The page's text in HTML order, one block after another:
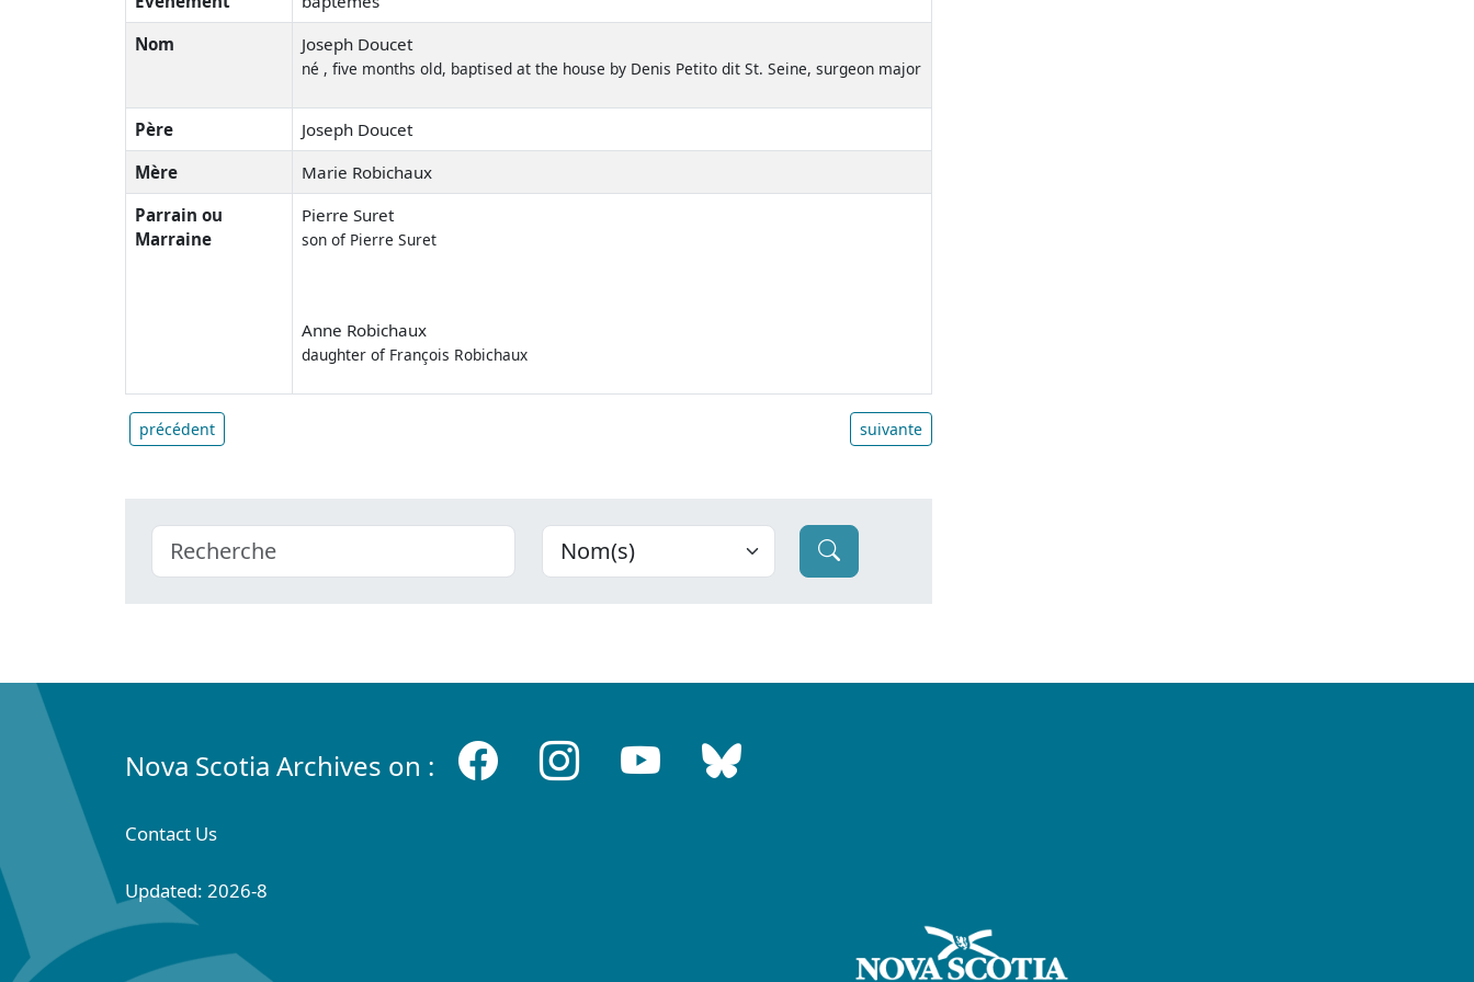
Nom
Joseph Doucet
né , five months old, baptised at the house by Denis Petito dit St. Seine, surgeon major
Père
Joseph Doucet
Mère
Marie Robichaux
Parrain ou
Marraine
Pierre Suret
son of Pierre Suret
Anne Robichaux
daughter of François Robichaux
précédent suivante
Nova Scotia Archives on :
Contact Us
Updated: 2026-8